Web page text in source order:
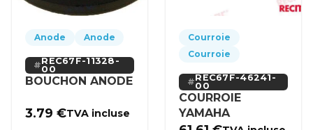
Anode Anode
REC67F-11328-
00
BOUCHON ANODE
3.79€TVA incluse
Courroie
Courroie
REC67F-46241-
00
COURROIE
YAMAHA